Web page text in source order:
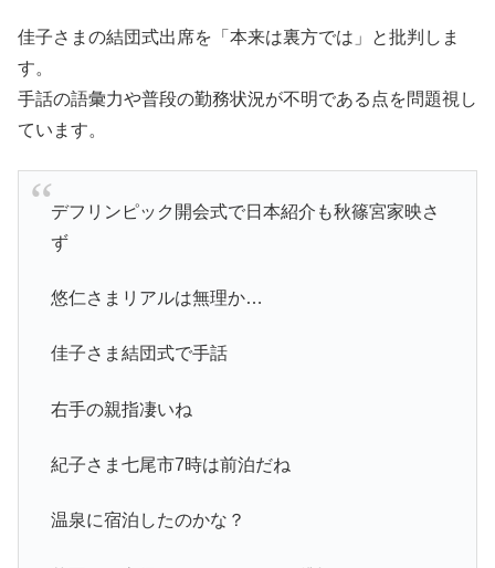
佳子さまの結団式出席を「本来は裏方では」と批判しま
す。
手話の語彙力や普段の勤務状況が不明である点を問題視し
ています。
デフリンピック開会式で日本紹介も秋篠宮家映さ
ず
悠仁さまリアルは無理か…
佳子さま結団式で手話
右手の親指凄いね
紀子さま七尾市7時は前泊だね
温泉に宿泊したのかな？